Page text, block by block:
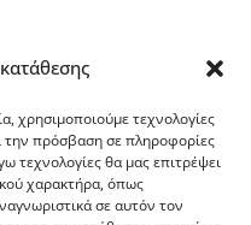
χρησιμοποιούμε τεχνολογίες
πρόσβαση σε πληροφορίες
τεχνολογίες θα μας επιτρέψει
χαρακτήρα, όπως
σε αυτόν τον